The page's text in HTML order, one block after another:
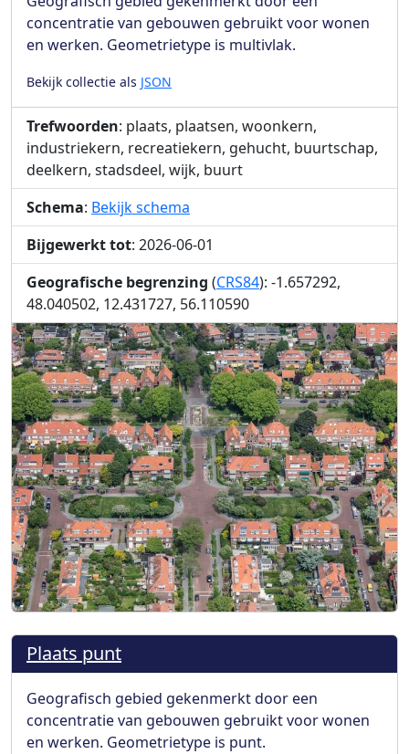
concentratie van gebouwen gebruikt voor wonen
en werken. Geometrietype is multivlak.
Bekijk collectie als JSON
Trefwoorden: plaats, plaatsen, woonkern,
industriekern, recreatiekern, gehucht, buurtschap,
deelkern, stadsdeel, wijk, buurt
Schema: Bekijk schema
Bijgewerkt tot: 2026-06-01
Geografische begrenzing (CRS84): -1.657292,
48.040502, 12.431727, 56.110590
Plaats punt
Geografisch gebied gekenmerkt door een
concentratie van gebouwen gebruikt voor wonen
en werken. Geometrietype is punt.